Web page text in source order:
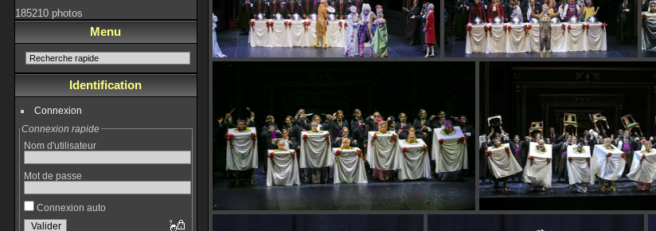
185210 photos
Menu
Identification
Connexion
Connexion rapide
Nom d'utilisateur
Mot de passe
Connexion auto